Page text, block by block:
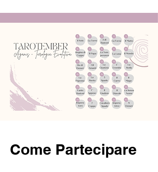
Come Partecipare